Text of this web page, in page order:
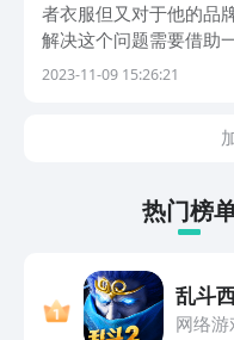
者衣服但又对于他的品
解决这个问题需要借助
以今天小编给大家带来
2023-11-09 15:26:21
热门榜
乱斗
网络游